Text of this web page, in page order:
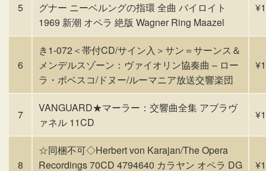
5
グナー ニーベルングの指環 全曲 バイロイト
1969 新潮 オペラ 絶版 Wagner Ring Maazel
6
き1-072＜帯付CD/サイン入＞サン＝サーンス＆
メンデルスゾーン：ヴァイオリン協奏曲 – ロー
ラ・ボベスコ/ドヌー/ルーマニア放送交響楽団
7
VANGUARD★マーラー：交響曲全集 アブラヴ
ァネル 11CD
8
☆同梱不可◇Herbert von Karajan/The Opera
Recordings 70CD 4794640 カラヤン オペラ DG